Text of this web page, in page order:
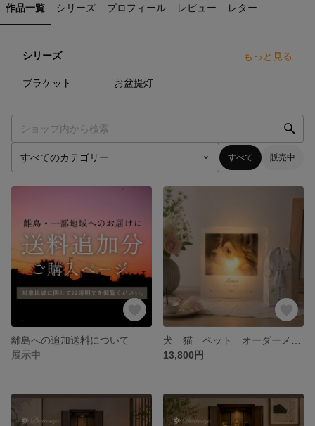
作品一覧 シリーズ プロフィール レビュー レター
シリーズ もっと見る
ブラケット お盆提灯
すべて 販売中
離島への追加送料について
展示中
13,800円